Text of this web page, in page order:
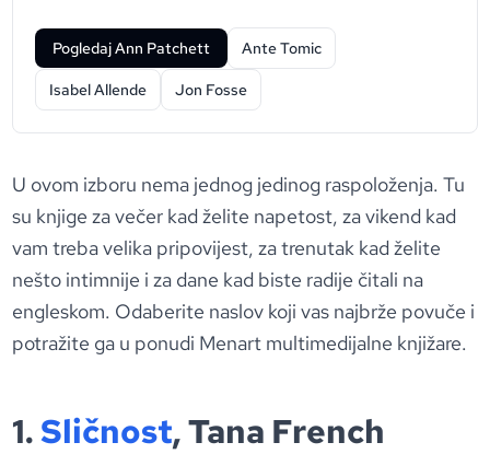
Pogledaj Ann Patchett Ante Tomic
Isabel Allende Jon Fosse
U ovom izboru nema jednog jedinog raspoloženja. Tu
su knjige za večer kad želite napetost, za vikend kad
vam treba velika pripovijest, za trenutak kad želite
nešto intimnije i za dane kad biste radije čitali na
engleskom. Odaberite naslov koji vas najbrže povuče i
potražite ga u ponudi Menart multimedijalne knjižare.
1.Sličnost, Tana French